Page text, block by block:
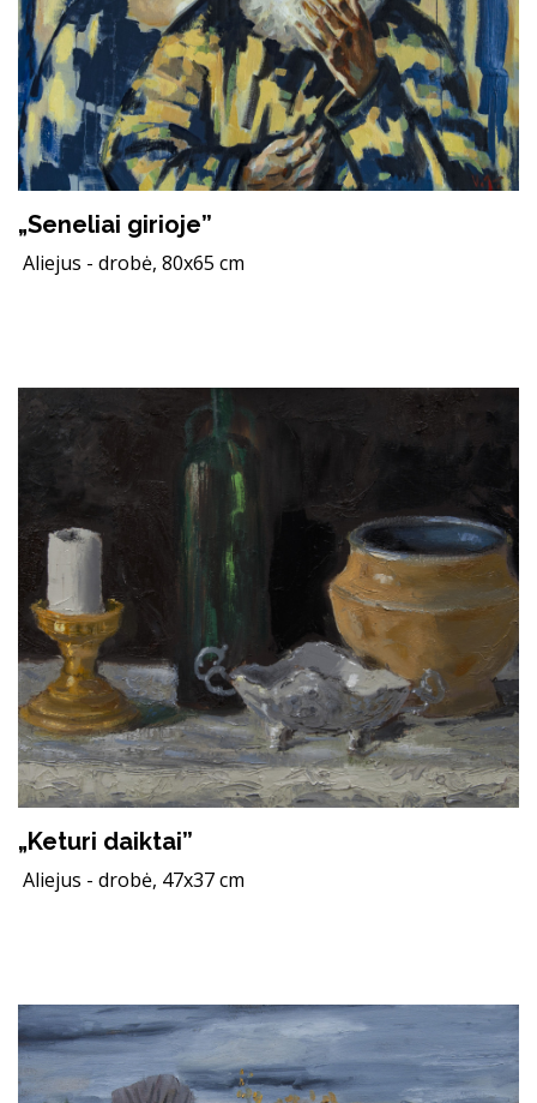
„Seneliai girioje”
Aliejus - drobė, 80x65 cm
„Keturi daiktai”
Aliejus - drobė, 47x37 cm